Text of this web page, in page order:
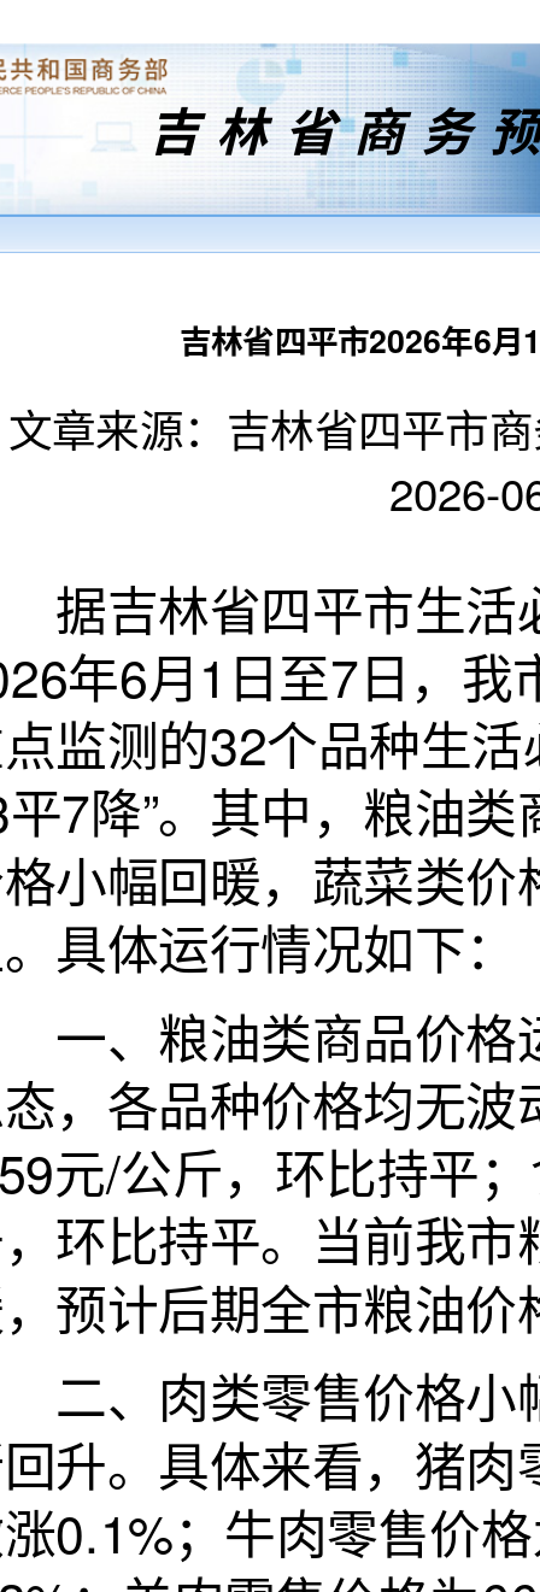
吉林省商务
吉林省四平市2026年6月
文章来源：吉林省四平市
2026-
林省四平市生活
年6月1日至7日，我
监测的32个品种生
7降”。其中，粮油
小幅回暖，蔬菜类
具体运行情况如下：
粮油类商品价格运
，各品种价格均无
元/公斤，环比持平
环比持平。当前我
预计后期全市粮油
肉类零售价格小幅
升。具体来看，猪
0.1%；牛肉零售价